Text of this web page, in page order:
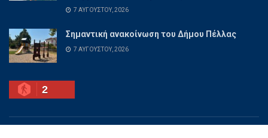
7 ΑΥΓΟΎΣΤΟΥ, 2026
Σημαντική ανακοίνωση του Δήμου Πέλλας
7 ΑΥΓΟΎΣΤΟΥ, 2026
2